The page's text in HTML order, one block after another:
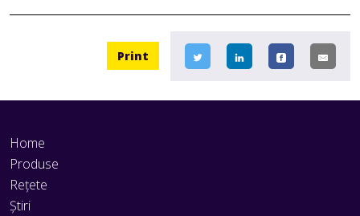
Print
Home
Produse
Rețete
Știri